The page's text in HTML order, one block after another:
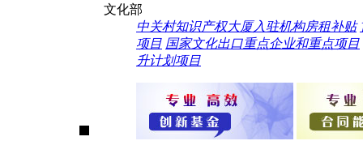
文化部
中关村知识产权大厦入驻机构房租补贴
项目 国家文化出口重点企业和重点项目
升计划项目